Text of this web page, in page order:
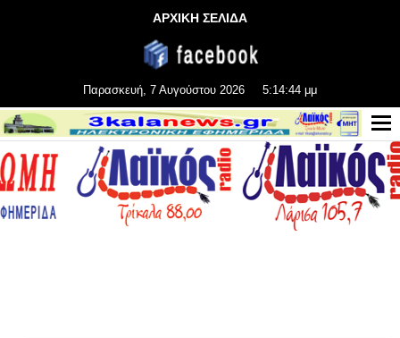
ΑΡΧΙΚΗ ΣΕΛΙΔΑ
Παρασκευή, 7 Αυγούστου 2026 5:14:45 μμ